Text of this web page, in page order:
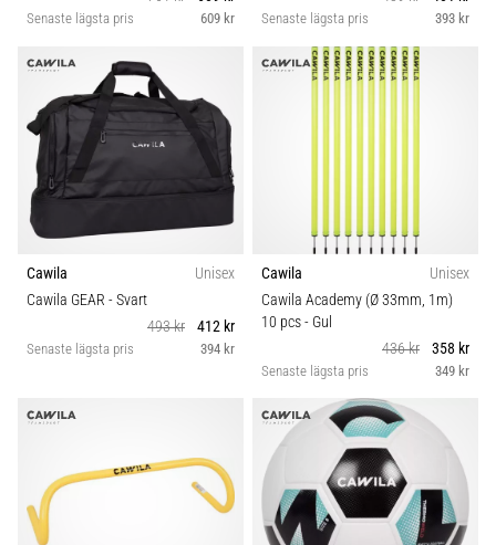
Senaste lägsta pris 609 kr Senaste lägsta pris 393 kr
Cawila
Unisex
Cawila GEAR - Svart
493 kr
412 kr
Senaste lägsta pris 394 kr
Cawila
Unisex
Cawila Academy (Ø 33mm, 1m)
10 pcs- Gul
436 kr
358 kr
Senaste lägsta pris 349 kr